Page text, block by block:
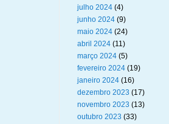
julho 2024 (4)
junho 2024 (9)
maio 2024 (24)
abril 2024 (11)
março 2024 (5)
fevereiro 2024 (19)
janeiro 2024 (16)
dezembro 2023 (17)
novembro 2023 (13)
outubro 2023 (33)